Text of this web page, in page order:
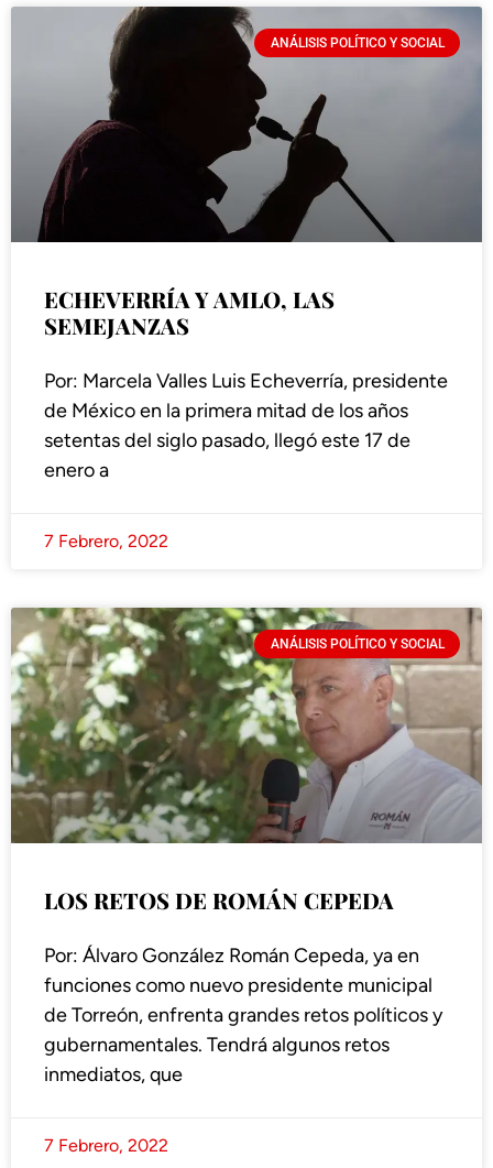
ANÁLISIS POLÍTICO Y SOCIAL
ECHEVERRÍA Y AMLO, LAS
SEMEJANZAS
Por: Marcela Valles Luis Echeverría, presidente
de México en la primera mitad de los años
setentas del siglo pasado, llegó este 17 de
enero a
7 Febrero, 2022
ANÁLISIS POLÍTICO Y SOCIAL
LOS RETOS DE ROMÁN CEPEDA
Por: Álvaro González Román Cepeda, ya en
funciones como nuevo presidente municipal
de Torreón, enfrenta grandes retos políticos y
gubernamentales. Tendrá algunos retos
inmediatos, que
7 Febrero, 2022